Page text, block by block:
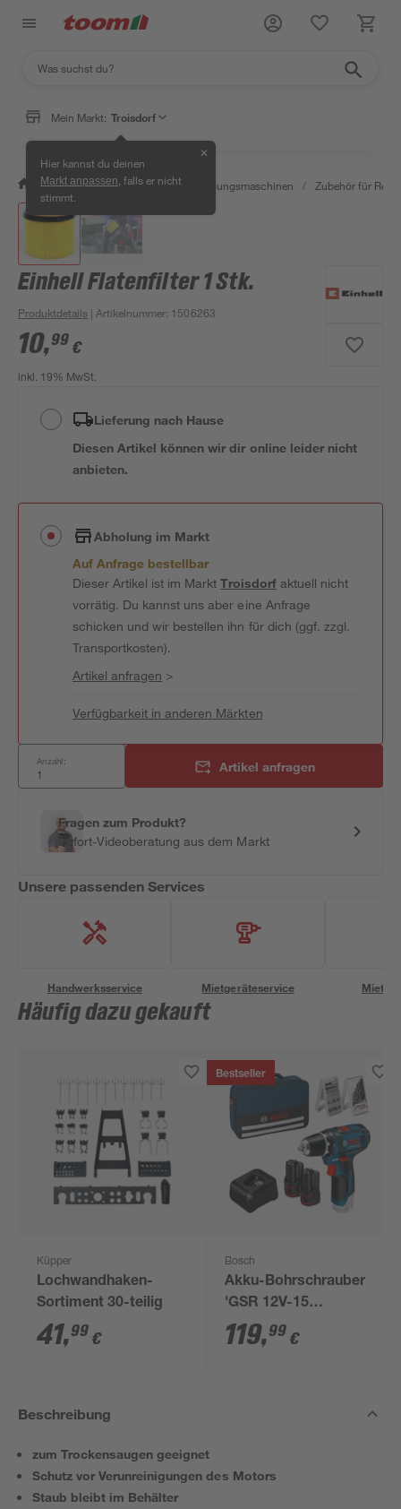
Mein Markt: Troisdorf
Hier kannst du deinen
Markt anpassen , falls er nicht
stimmt.
✕
/ Werkstatt & Maschinen / Reinigungsmaschinen / Zubehör für
Einhell Flatenfilter 1 Stk.
Produktdetails | Artikelnummer: 1506263
10,99 €
inkl. 19% MwSt.
Lieferung nach Hause
Diesen Artikel können wir dir online leider nicht
anbieten.
Abholung im Markt
Auf Anfrage bestellbar
Dieser Artikel ist im MarktTroisdorfaktuell nicht
vorrätig. Du kannst uns aber eine Anfrage
schicken und wir bestellen ihn für dich (ggf. zzgl.
Transportkosten).
Artikel anfragen >
Verfügbarkeit in anderen Märkten
Anzahl: Artikel anfragen
Fragen zum Produkt?
Sofort-Videoberatung aus dem Markt
Unsere passenden Services
Handwerksservice Mietgeräteservice
Häufig dazu gekauft
Küpper
Lochwandhaken-
Sortiment 30-teilig
41,99 €
Bestseller
Bosch
Akku-Bohrschrauber
'GSR 12V-15
Professional' mit 2
Akkus, Tasche und
119,99 €
Beschreibung
zum Trockensaugen geeignet
Schutz vor Verunreinigungen des Motors
Staub bleibt im Behälter